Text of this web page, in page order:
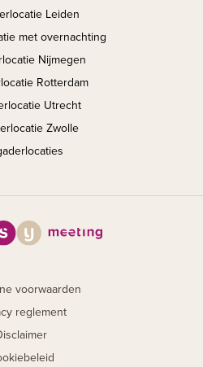
Leiden
met overnachting
Nijmegen
Rotterdam
Utrecht
Zwolle
voorwaarden
reglement